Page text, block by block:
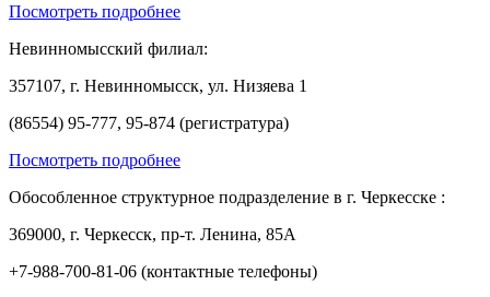
Посмотреть подробнее
Невинномысский филиал:
357107, г. Невинномысск, ул. Низяева 1
(86554) 95-777, 95-874 (регистратура)
Посмотреть подробнее
Обособленное структурное подразделение в г. Черкесске :
369000, г. Черкесск, пр-т. Ленина, 85А
+7-988-700-81-06 (контактные телефоны)